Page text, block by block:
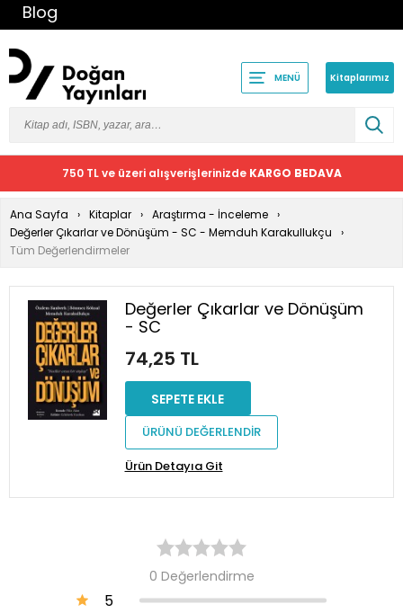
Blog
MENÜ Kitaplarımız
750 TL ve üzeri alışverişlerinizde KARGO BEDAVA
Ana Sayfa Kitaplar
Araştırma - İnceleme
Değerler Çıkarlar ve Dönüşüm - SC - Memduh Karakullukçu
Tüm Değerlendirmeler
Değerler Çıkarlar ve Dönüşüm
- SC
74,25 TL
SEPETE EKLE
ÜRÜNÜ DEĞERLENDİR
Ürün Detayıa Git
0 Değerlendirme
5